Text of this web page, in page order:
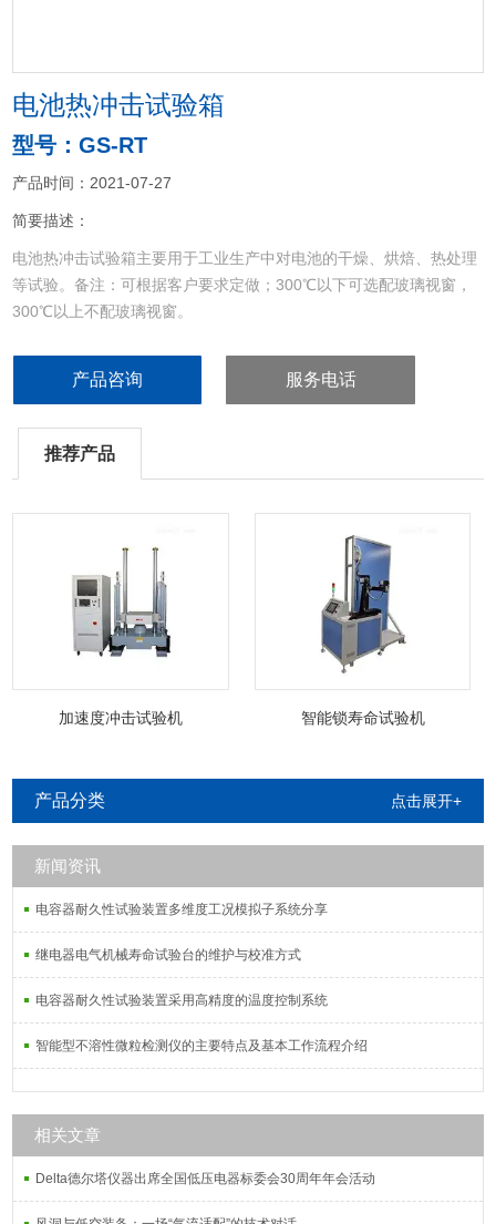
电池热冲击试验箱
型号：GS-RT
产品时间：2021-07-27
简要描述：
电池热冲击试验箱主要用于工业生产中对电池的干燥、烘焙、热处理
等试验。备注：可根据客户要求定做；300℃以下可选配玻璃视窗，
300℃以上不配玻璃视窗。
产品咨询 服务电话
推荐产品
加速度冲击试验机 智能锁寿命试验机
产品分类 点击展开+
新闻资讯
电容器耐久性试验装置多维度工况模拟子系统分享
继电器电气机械寿命试验台的维护与校准方式
电容器耐久性试验装置采用高精度的温度控制系统
智能型不溶性微粒检测仪的主要特点及基本工作流程介绍
相关文章
Delta德尔塔仪器出席全国低压电器标委会30周年年会活动